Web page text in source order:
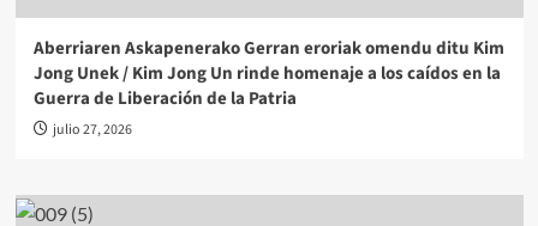
Aberriaren Askapenerako Gerran eroriak omendu ditu Kim
Jong Unek / Kim Jong Un rinde homenaje a los caídos en la
Guerra de Liberación de la Patria
julio 27, 2026